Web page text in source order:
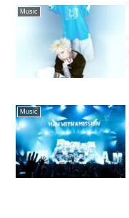
Music
Music